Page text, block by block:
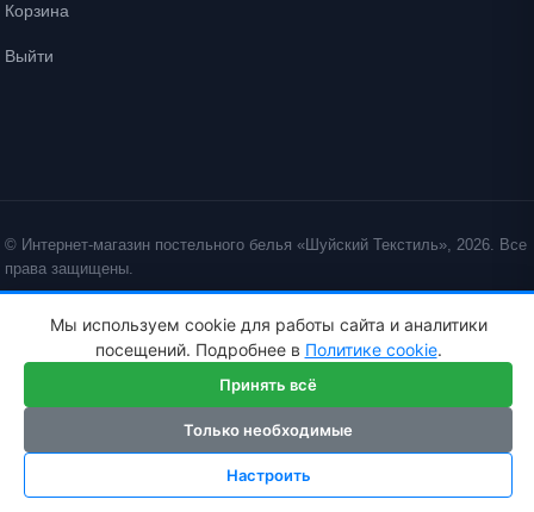
ГЛАВНАЯ КАТАЛОГ КОРЗИНА ИЗБРАННОЕ КАБИНЕТ
Корзина
Выйти
© Интернет-магазин постельного белья «Шуйский Текстиль», 2026. Все
права защищены.
ID: crt cst ·
Мы используем cookie для работы сайта и аналитики
посещений. Подробнее в Политике cookie.
Принять всё
Только необходимые
Настроить